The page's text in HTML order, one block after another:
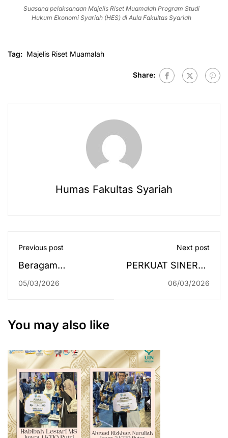
Suasana pelaksanaan Majelis Riset Muamalah Program Studi
Hukum Ekonomi Syariah (HES) di Aula Fakultas Syariah
Tag: Majelis Riset Muamalah
Share:
Humas Fakultas Syariah
Previous post
Beragam
Pengalaman
Antasari dalam
melalui Coretax
05/03/2026
Next post
PERKUAT SINERGI,
KAPRODI HTN
BALAI TEKNIK
RAWA KEMEN-PU
06/03/2026
You may also like